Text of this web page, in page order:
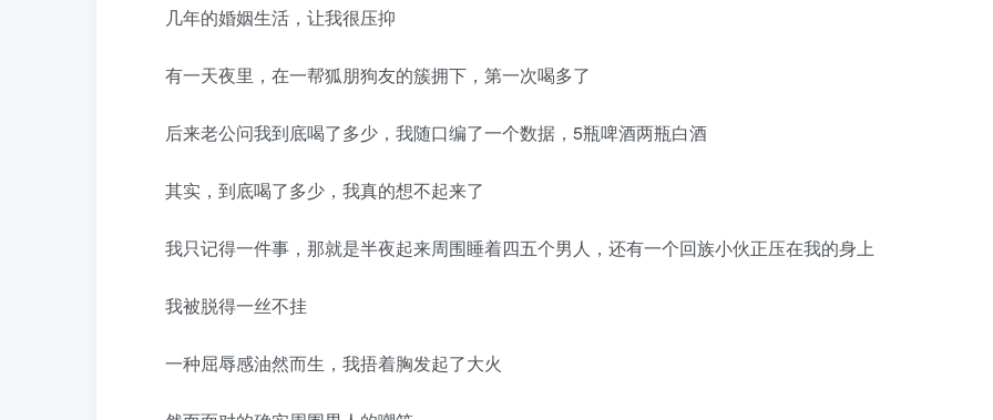
几年的婚姻生活，让我很压抑
有一天夜里，在一帮狐朋狗友的簇拥下，第一次喝多了
后来老公问我到底喝了多少，我随口编了一个数据，5瓶啤酒两瓶白酒
其实，到底喝了多少，我真的想不起来了
我只记得一件事，那就是半夜起来周围睡着四五个男人，还有一个回族小伙正压在我的身上
我被脱得一丝不挂
一种屈辱感油然而生，我捂着胸发起了大火